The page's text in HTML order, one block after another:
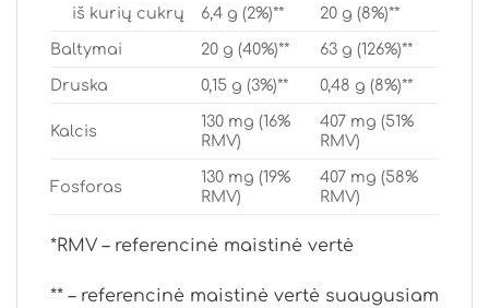
iš kurių cukrų 6,4 g (2%)** 20 g (8%)**
Baltymai 20 g (40%)** 63 g (126%)**
Druska 0,15 g (3%)** 0,48 g (8%)**
Kalcis
130 mg (16%
RMV)
407 mg (51%
RMV)
Fosforas
130 mg (19%
RMV)
407 mg (58%
RMV)
*RMV – referencinė maistinė vertė
** – referencinė maistinė vertė suaugusiam